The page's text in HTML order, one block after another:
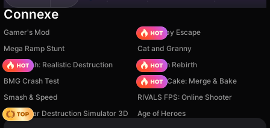
Connexe
Gamer's Mod
Your Obby Escape
Mega Ramp Stunt
Cat and Granny
Car Crush: Realistic Destruction
Stickman Rebirth
BMG Crash Test
Piece of Cake: Merge & Bake
Smash & Speed
RIVALS FPS: Online Shooter
Online Car Destruction Simulator 3D
Age of Heroes